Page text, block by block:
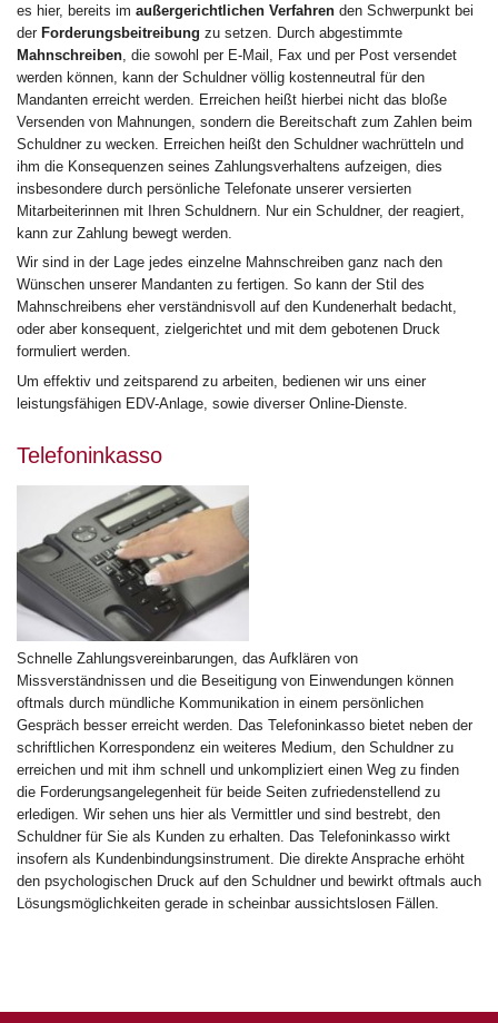
es hier, bereits im außergerichtlichen Verfahren den Schwerpunkt bei
der Forderungsbeitreibung zu setzen. Durch abgestimmte
Mahnschreiben , die sowohl per E-Mail, Fax und per Post versendet
werden können, kann der Schuldner völlig kostenneutral für den
Mandanten erreicht werden. Erreichen heißt hierbei nicht das bloße
Versenden von Mahnungen, sondern die Bereitschaft zum Zahlen beim
Schuldner zu wecken. Erreichen heißt den Schuldner wachrütteln und
ihm die Konsequenzen seines Zahlungsverhaltens aufzeigen, dies
insbesondere durch persönliche Telefonate unserer versierten
Mitarbeiterinnen mit Ihren Schuldnern. Nur ein Schuldner, der reagiert,
kann zur Zahlung bewegt werden.
Wir sind in der Lage jedes einzelne Mahnschreiben ganz nach den
Wünschen unserer Mandanten zu fertigen. So kann der Stil des
Mahnschreibens eher verständnisvoll auf den Kundenerhalt bedacht,
oder aber konsequent, zielgerichtet und mit dem gebotenen Druck
formuliert werden.
Um effektiv und zeitsparend zu arbeiten, bedienen wir uns einer
leistungsfähigen EDV-Anlage, sowie diverser Online-Dienste.
Telefoninkasso
Schnelle Zahlungsvereinbarungen, das Aufklären von
Missverständnissen und die Beseitigung von Einwendungen können
oftmals durch mündliche Kommunikation in einem persönlichen
Gespräch besser erreicht werden. Das Telefoninkasso bietet neben der
schriftlichen Korrespondenz ein weiteres Medium, den Schuldner zu
erreichen und mit ihm schnell und unkompliziert einen Weg zu finden
die Forderungsangelegenheit für beide Seiten zufriedenstellend zu
erledigen. Wir sehen uns hier als Vermittler und sind bestrebt, den
Schuldner für Sie als Kunden zu erhalten. Das Telefoninkasso wirkt
insofern als Kundenbindungsinstrument. Die direkte Ansprache erhöht
den psychologischen Druck auf den Schuldner und bewirkt oftmals auch
Lösungsmöglichkeiten gerade in scheinbar aussichtslosen Fällen.